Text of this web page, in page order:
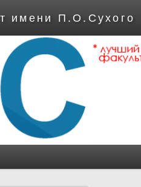
имени П.О.Сухого